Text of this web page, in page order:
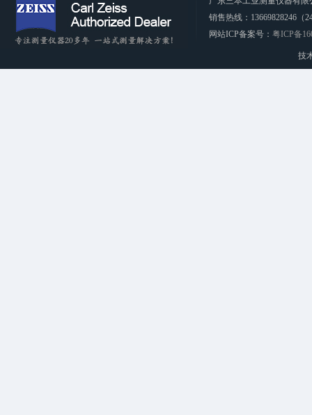
销售热线：13669828246（
网站ICP备案号： 粤ICP备
技